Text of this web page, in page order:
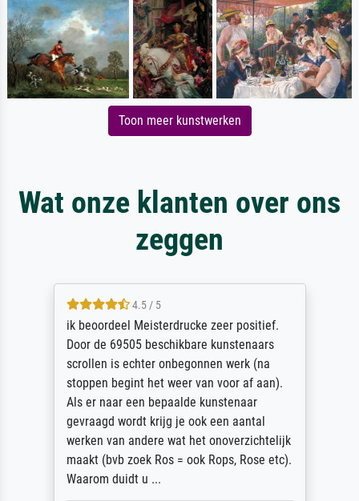
Toon meer kunstwerken
Wat onze klanten over ons
zeggen
4.5 / 5
ik beoordeel Meisterdrucke zeer positief.
Door de 69505 beschikbare kunstenaars
scrollen is echter onbegonnen werk (na
stoppen begint het weer van voor af aan).
Als er naar een bepaalde kunstenaar
gevraagd wordt krijg je ook een aantal
werken van andere wat het onoverzichtelijk
maakt (bvb zoek Ros = ook Rops, Rose etc).
Waarom duidt u ...